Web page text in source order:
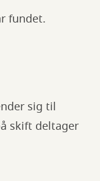
fundet.
sig til
skift deltager